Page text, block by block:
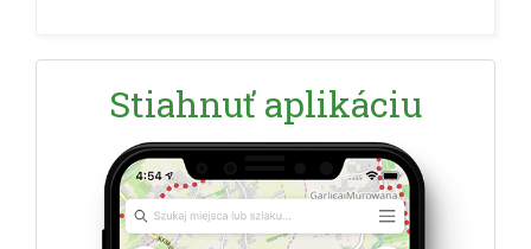
Stiahnuť aplikáciu